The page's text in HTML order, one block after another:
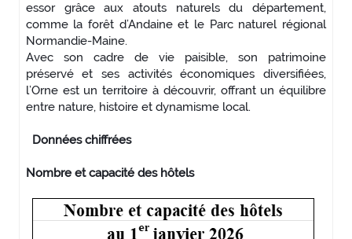
essor grâce aux atouts naturels du département,
comme la forêt d’Andaine et le Parc naturel régional
Normandie-Maine.
Avec son cadre de vie paisible, son patrimoine
préservé et ses activités économiques diversifiées,
l’Orne est un territoire à découvrir, offrant un équilibre
entre nature, histoire et dynamisme local.
Données chiffrées
Nombre et capacité des hôtels